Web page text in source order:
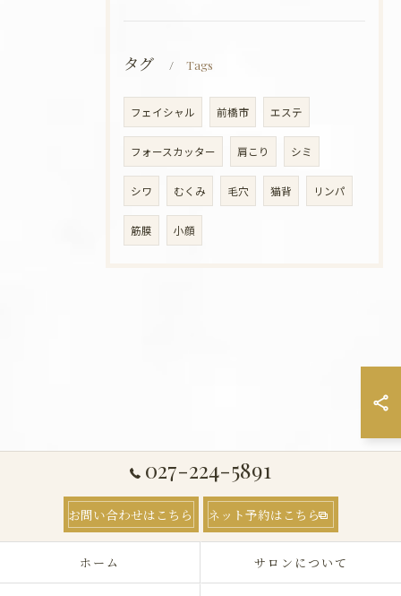
タグ Tags
フェイシャル 前橋市 エステ
フォースカッター 肩こり シミ
シワ むくみ 毛穴 猫背 リンパ
筋膜 小顔
027-224-5891
お問い合わせはこちら ネット予約はこちら
ホーム サロンについて